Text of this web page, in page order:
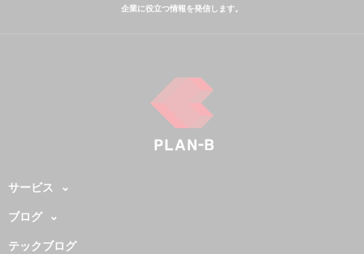
企業に役立つ情報を発信します。
サービス
ブログ
テックブログ